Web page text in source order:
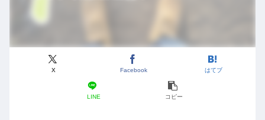
X Facebook はてブ
LINE コピー